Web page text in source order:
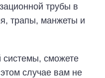
трубы в
трапы, манжеты и
системы, сможете
случае вам не